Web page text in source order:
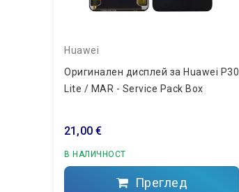
Huawei
Оригинален дисплей за Huawei P30
Lite / MAR - Service Pack Box
21,00 €
В НАЛИЧНОСТ
Преглед